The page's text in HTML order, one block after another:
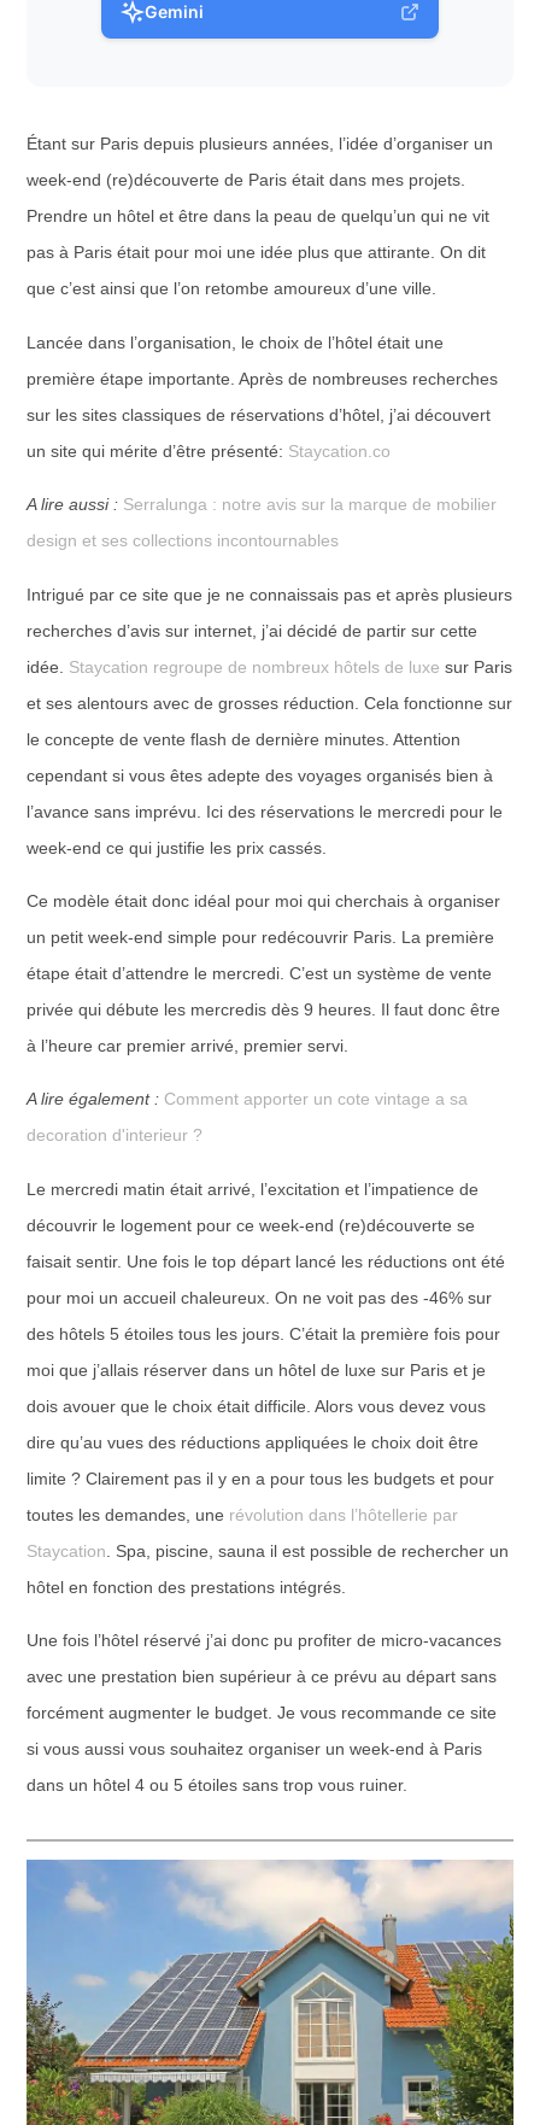
Gemini
Étant sur Paris depuis plusieurs années, l’idée d’organiser un
week-end (re)découverte de Paris était dans mes projets.
Prendre un hôtel et être dans la peau de quelqu’un qui ne vit
pas à Paris était pour moi une idée plus que attirante. On dit
que c’est ainsi que l’on retombe amoureux d’une ville.
Lancée dans l’organisation, le choix de l’hôtel était une
première étape importante. Après de nombreuses recherches
sur les sites classiques de réservations d’hôtel, j’ai découvert
un site qui mérite d’être présenté: Staycation.co
A lire aussi : Serralunga : notre avis sur la marque de mobilier
design et ses collections incontournables
Intrigué par ce site que je ne connaissais pas et après plusieurs
recherches d’avis sur internet, j’ai décidé de partir sur cette
idée. Staycation regroupe de nombreux hôtels de luxe sur Paris
et ses alentours avec de grosses réduction. Cela fonctionne sur
le concepte de vente flash de dernière minutes. Attention
cependant si vous êtes adepte des voyages organisés bien à
l’avance sans imprévu. Ici des réservations le mercredi pour le
week-end ce qui justifie les prix cassés.
Ce modèle était donc idéal pour moi qui cherchais à organiser
un petit week-end simple pour redécouvrir Paris. La première
étape était d’attendre le mercredi. C’est un système de vente
privée qui débute les mercredis dès 9 heures. Il faut donc être
à l’heure car premier arrivé, premier servi.
A lire également : Comment apporter un cote vintage a sa
decoration d'interieur ?
Le mercredi matin était arrivé, l’excitation et l’impatience de
découvrir le logement pour ce week-end (re)découverte se
faisait sentir. Une fois le top départ lancé les réductions ont été
pour moi un accueil chaleureux. On ne voit pas des -46% sur
des hôtels 5 étoiles tous les jours. C’était la première fois pour
moi que j’allais réserver dans un hôtel de luxe sur Paris et je
dois avouer que le choix était difficile. Alors vous devez vous
dire qu’au vues des réductions appliquées le choix doit être
limite ? Clairement pas il y en a pour tous les budgets et pour
toutes les demandes, une révolution dans l’hôtellerie par
Staycation . Spa, piscine, sauna il est possible de rechercher un
hôtel en fonction des prestations intégrés.
Une fois l’hôtel réservé j’ai donc pu profiter de micro-vacances
avec une prestation bien supérieur à ce prévu au départ sans
forcément augmenter le budget. Je vous recommande ce site
si vous aussi vous souhaitez organiser un week-end à Paris
dans un hôtel 4 ou 5 étoiles sans trop vous ruiner.